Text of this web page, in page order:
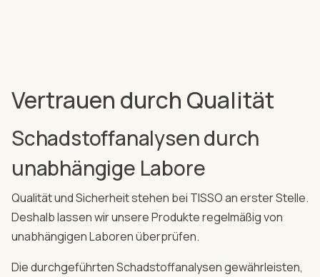
Vertrauen durch Qualität
Schadstoffanalysen durch
unabhängige Labore
Qualität und Sicherheit stehen bei TISSO an erster Stelle.
Deshalb lassen wir unsere Produkte regelmäßig von
unabhängigen Laboren überprüfen.
Die durchgeführten Schadstoffanalysen gewährleisten,